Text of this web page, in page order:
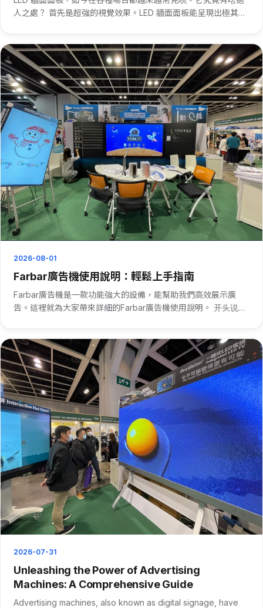
人之處？ 首先是超強的視覺效果。LED 牆面面板能呈現出極其鮮
···
2026-08-01
Farbar廣告機使用說明：輕鬆上手指南
Farbar廣告機是一款功能強大的設備，能幫助我們高效展示廣
告。這裡就為大家帶來詳細的Farbar廣告機使用說明。 开头说，
2026-07-31
Unleashing the Power of Advertising
Machines: A Comprehensive Guide
Advertising machines, also known as digital signage, have